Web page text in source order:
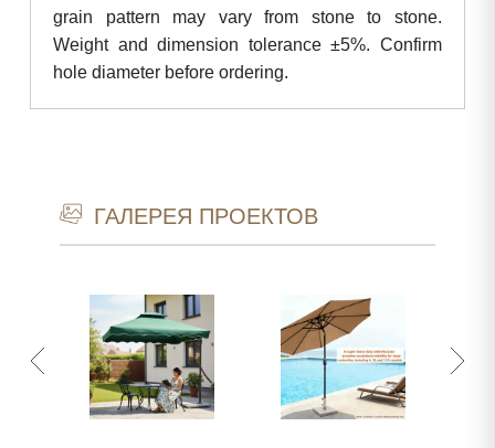
grain pattern may vary from stone to stone.
Weight and dimension tolerance ±5%. Confirm
hole diameter before ordering.
ГАЛЕРЕЯ ПРОЕКТОВ